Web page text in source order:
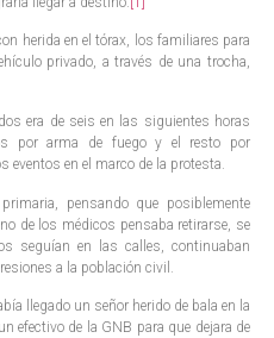
herida en el tórax, los familiares para
privado, a través de una trocha,
era de seis en las siguientes horas
por arma de fuego y el resto por
en el marco de la protesta.
pensando que posiblemente
de los médicos pensaba retirarse, se
seguían en las calles, continuaban
a la población civil.
llegado un señor herido de bala en la
efectivo de la GNB para que dejara de